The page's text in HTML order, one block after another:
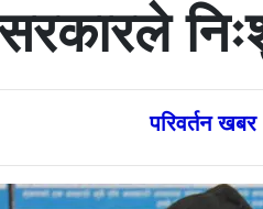
परिवर्तन खबर